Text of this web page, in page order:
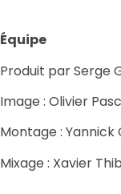
Équipe
Produit par Serge
Image : Olivier
Montage :
Mixage : Xavier